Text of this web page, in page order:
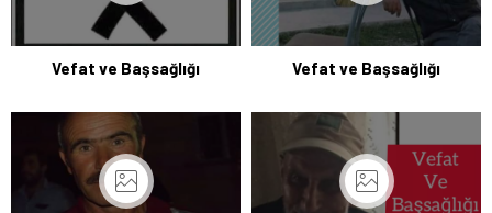
Vefat ve Başsağlığı Vefat ve Başsağlığı